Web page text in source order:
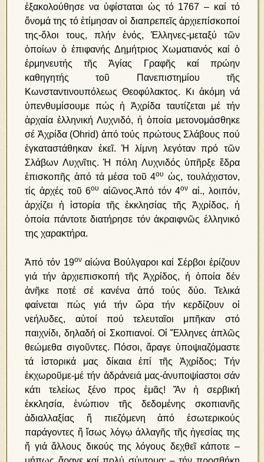
ἐξακολούθησε να ὑφίσταται ὡς τό 1767 – καί τό
ὄνομά της τό ἐτίμησαν οἱ διαπρεπεῖς ἀρχιεπίσκοποί
της-ὅλοι τους, πλήν ἑνός, Ἑλληνες-μεταξύ τῶν
ὁποίων ὁ ἐπιφανής Δημήτριος Χωματιανός καί ὁ
ἑρμηνευτής τῆς Ἁγίας Γραφῆς καί πρώην
καθηγητής τοῦ Πανεπιστημίου τῆς
Κωνσταντινουπόλεως Θεοφύλακτος. Κι ἀκόμη νά
ὑπενθυμίσουμε πώς ἡ Ἀχρίδα ταυτίζεται μέ τήν
ἀρχαία ἑλληνική Λυχνιδό, ἡ ὁποία μετονομάσθηκε
σέ Ἀχρίδα (Ohrid) ἀπό τούς πρώτους Σλάβους πού
ἐγκαταστάθηκαν ἐκεῖ. Ἡ λίμνη λεγόταν πρό τῶν
Σλάβων Λυχνῖτις. Ἡ πόλη Λυχνιδός ὑπῆρξε ἕδρα
ἐπισκοπῆς ἀπό τά μέσα τοῦ 4ου ὡς, τουλάχιστον,
τίς ἀρχές τοῦ 6ου αἰῶνος.Ἀπό τόν 4ον αἰ., λοιπόν,
ἀρχίζει ἡ ἱστορία τῆς ἐκκλησίας τῆς Ἀχρίδος, ἡ
ὁποία πάντοτε διατήρησε τόν ἀκραιφνῶς ἑλληνικό
της χαρακτήρα.
Ἀπό τόν 19οναἰώνα Βούλγαροι καί Σέρβοι ἐρίζουν
γιά τήν ἀρχιεπισκοπή τῆς Ἀχρίδος, ἡ ὁποία δέν
ἀνῆκε ποτέ σέ κανένα ἀπό τούς δύο. Τελικά
φαίνεται πώς γιά τήν ὥρα τήν κερδίζουν οἱ
νεήλυδες, αὐτοί πού τελευταῖοι μπῆκαν στό
παιχνίδι, δηλαδή οἱ Σκοπιανοί. Οἱ Ἕλληνες ἁπλῶς
θεώμεθα σιγοῦντες. Πόσοι, ἄραγε ὑποψιαζόμαστε
τά ἱστορικά μας δίκαια ἐπί τῆς Ἀχρίδος; Τήν
ἐκχωροῦμε-μέ τήν ἀδράνειά μας-ἀνυποψίαστοι σάν
κάτι τελείως ξένο προς ἐμᾶς! Ἄν ἡ σερβική
ἐκκλησία, ἐνώπιον τῆς δεδομένης σκοπιανῆς
ἀδιαλλαξίας ἤ πιεζόμενη ἀπό ἐσωτερικούς
παράγοντες ἤ ἴσως λόγῳ ἀλλαγῆς τῆς ἡγεσίας της
ἤ γιά ἄλλους δικούς της λόγους δεχθεῖ κάποτε –